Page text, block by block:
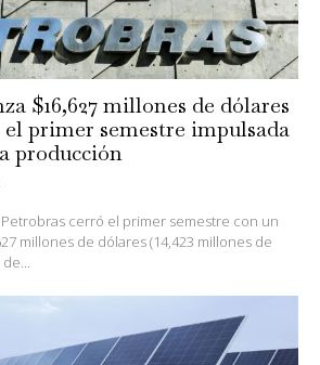
$16,627 millones de dólares
primer semestre impulsada
producción
cerró el primer semestre con un
millones de dólares (14,423 millones de